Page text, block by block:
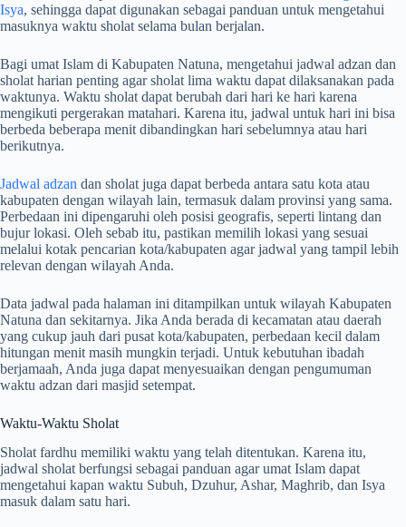
Isya, sehingga dapat digunakan sebagai panduan untuk mengetahui
masuknya waktu sholat selama bulan berjalan.
Bagi umat Islam di Kabupaten Natuna, mengetahui jadwal adzan dan
sholat harian penting agar sholat lima waktu dapat dilaksanakan pada
waktunya. Waktu sholat dapat berubah dari hari ke hari karena
mengikuti pergerakan matahari. Karena itu, jadwal untuk hari ini bisa
berbeda beberapa menit dibandingkan hari sebelumnya atau hari
berikutnya.
Jadwal adzan dan sholat juga dapat berbeda antara satu kota atau
kabupaten dengan wilayah lain, termasuk dalam provinsi yang sama.
Perbedaan ini dipengaruhi oleh posisi geografis, seperti lintang dan
bujur lokasi. Oleh sebab itu, pastikan memilih lokasi yang sesuai
melalui kotak pencarian kota/kabupaten agar jadwal yang tampil lebih
relevan dengan wilayah Anda.
Data jadwal pada halaman ini ditampilkan untuk wilayah Kabupaten
Natuna dan sekitarnya. Jika Anda berada di kecamatan atau daerah
yang cukup jauh dari pusat kota/kabupaten, perbedaan kecil dalam
hitungan menit masih mungkin terjadi. Untuk kebutuhan ibadah
berjamaah, Anda juga dapat menyesuaikan dengan pengumuman
waktu adzan dari masjid setempat.
Waktu-Waktu Sholat
Sholat fardhu memiliki waktu yang telah ditentukan. Karena itu,
jadwal sholat berfungsi sebagai panduan agar umat Islam dapat
mengetahui kapan waktu Subuh, Dzuhur, Ashar, Maghrib, dan Isya
masuk dalam satu hari.